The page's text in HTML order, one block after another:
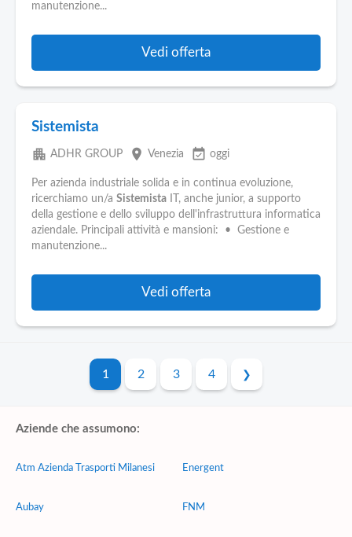
manutenzione...
Vedi offerta
Sistemista
apartment ADHR GROUP place Venezia event_available oggi
Per azienda industriale solida e in continua evoluzione,
ricerchiamo un/a Sistemista IT, anche junior, a supporto
della gestione e dello sviluppo dell'infrastruttura informatica
aziendale. Principali attività e mansioni: • Gestione e
manutenzione...
Vedi offerta
1 2 3 4
Aziende che assumono:
Atm Azienda Trasporti Milanesi
Aubay
Energent
FNM